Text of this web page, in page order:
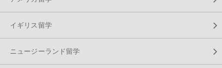
イギリス留学
ニュージーランド留学